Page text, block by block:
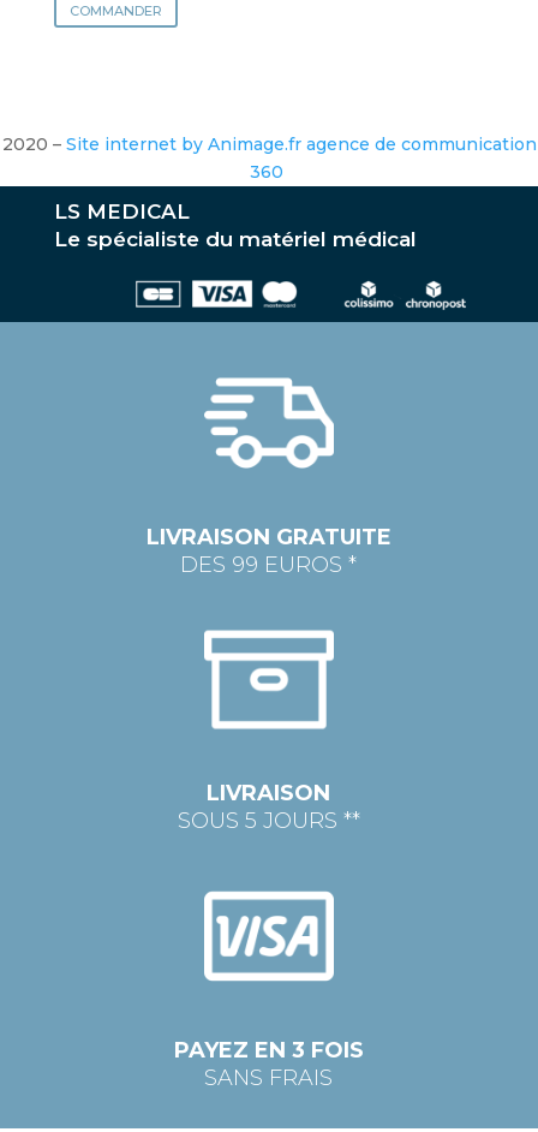
COMMANDER
2020 – Site internet by Animage.fr agence de communication
360
LS MEDICAL
Le spécialiste du matériel médical
LIVRAISON GRATUITE
DES 99 EUROS *
LIVRAISON
SOUS 5 JOURS **
PAYEZ EN 3 FOIS
SANS FRAIS